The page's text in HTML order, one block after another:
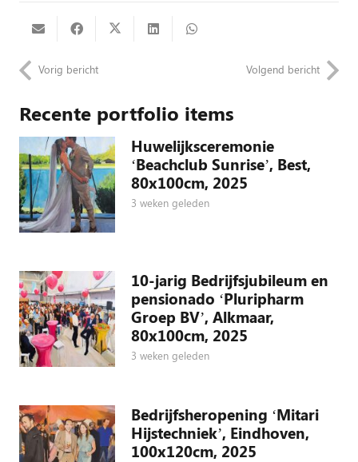
Vorig bericht Volgend bericht
Recente portfolio items
Huwelijksceremonie
‘Beachclub Sunrise’, Best,
80x100cm, 2025
3 weken geleden
10-jarig Bedrijfsjubileum en
pensionado ‘Pluripharm
Groep BV’, Alkmaar,
80x100cm, 2025
3 weken geleden
Bedrijfsheropening ‘Mitari
Hijstechniek’, Eindhoven,
100x120cm, 2025